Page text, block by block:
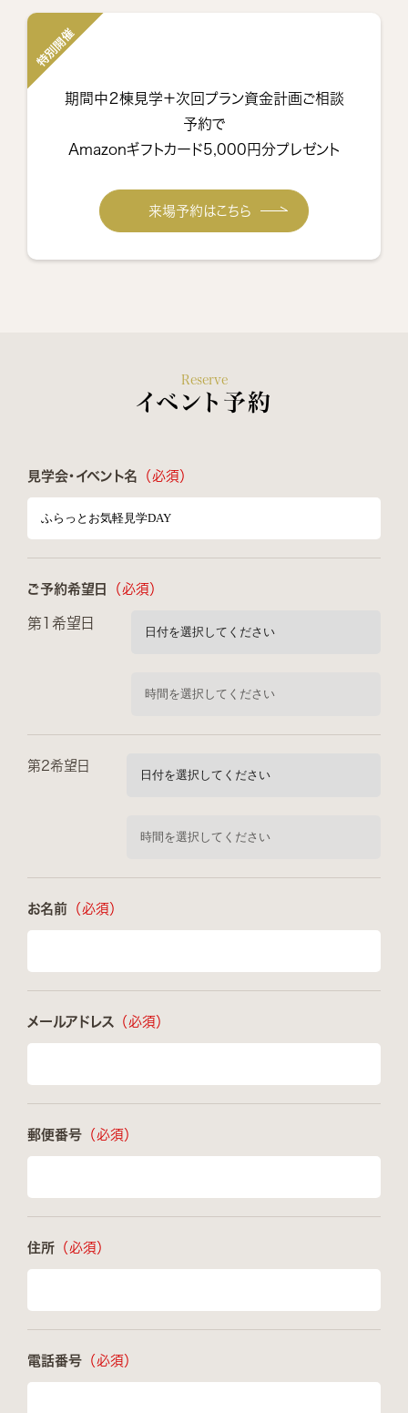
期間中２棟見学＋次回プラン資金計画ご相談
予約で
Amazonギフトカード5,000円分プレゼント
来場予約はこちら
特別開催
Reserve
イベント予約
見学会・イベント名 （必須）
ご予約希望日 （必須）
第1希望日
第2希望日
お名前 （必須）
メールアドレス （必須）
郵便番号 （必須）
住所 （必須）
電話番号 （必須）